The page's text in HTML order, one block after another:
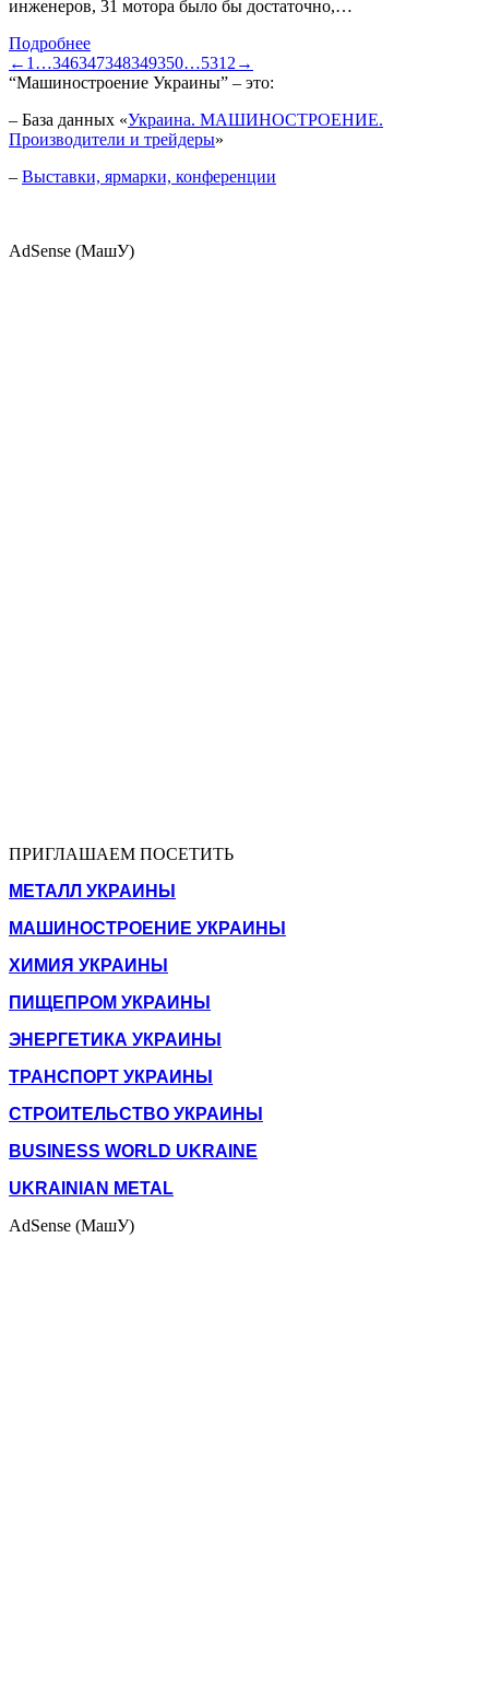
инженеров, 31 мотора было бы достаточно,…
Подробнее
← 1 …346347348349350…5312 →
“Машиностроение Украины” – это:
– База данных «Украина. МАШИНОСТРОЕНИЕ.
Производители и трейдеры»
– Выставки, ярмарки, конференции
AdSense (МашУ)
ПРИГЛАШАЕМ ПОСЕТИТЬ
МЕТАЛЛ УКРАИНЫ
МАШИНОСТРОЕНИЕ УКРАИНЫ
ХИМИЯ УКРАИНЫ
ПИЩЕПРОМ УКРАИНЫ
ЭНЕРГЕТИКА УКРАИНЫ
ТРАНСПОРТ УКРАИНЫ
СТРОИТЕЛЬСТВО УКРАИНЫ
BUSINESS WORLD UKRAINE
UKRAINIAN METAL
AdSense (МашУ)